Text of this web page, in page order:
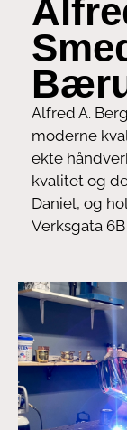
Alfred A.
moderne
ekte
kvalitet og
Daniel, og
Verksgata